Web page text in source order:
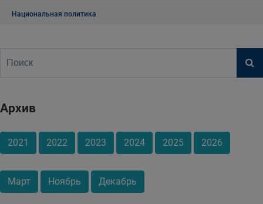
Национальная политика
Архив
2021 2022 2023 2024 2025 2026
Март Ноябрь Декабрь